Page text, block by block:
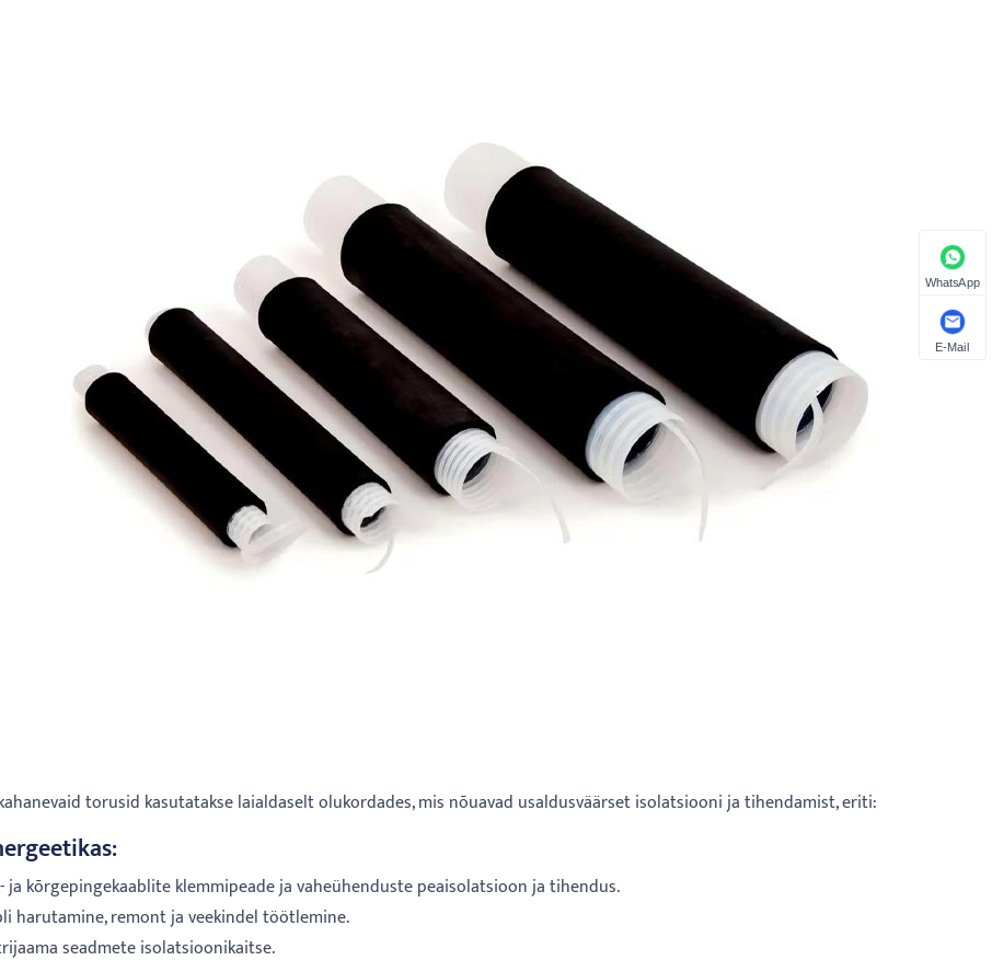
torusid kasutatakse laialdaselt olukordades, mis nõuavad usaldusväärset isolatsiooni ja tihendamist, eriti:
ja kõrgepingekaablite klemmipeade ja vaheühenduste peaisolatsioon ja tihendus.
harutamine, remont ja veekindel töötlemine.
seadmete isolatsioonikaitse.
WhatsApp
E-Mail